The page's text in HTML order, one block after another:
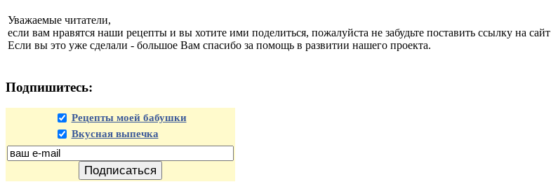
Уважаемые читатели,
если вам нравятся наши рецепты и вы хотите ими поделиться, пожалуйста не забудьте поставить ссылку на сайт
Если вы это уже сделали - большое Вам спасибо за помощь в развитии нашего проекта.
Подпишитесь:
Рецепты моей бабушки
Вкусная выпечка